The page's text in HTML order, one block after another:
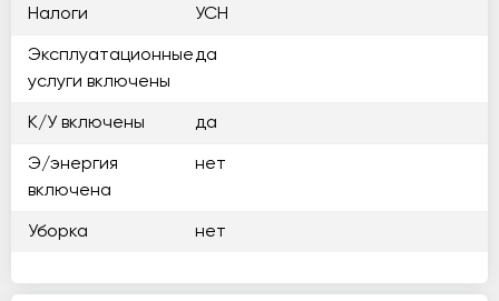
Налоги УСН
Эксплуатационные
услуги включены
да
К/У включены да
Э/энергия
включена
нет
Уборка нет